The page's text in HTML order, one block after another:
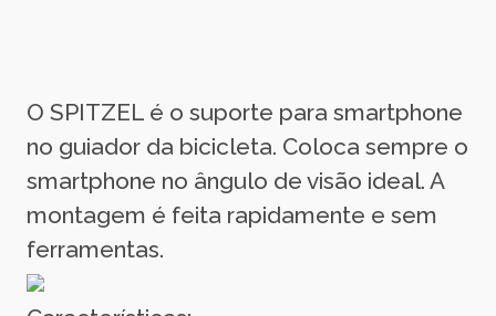
O SPITZEL é o suporte para smartphone
no guiador da bicicleta. Coloca sempre o
smartphone no ângulo de visão ideal. A
montagem é feita rapidamente e sem
ferramentas.